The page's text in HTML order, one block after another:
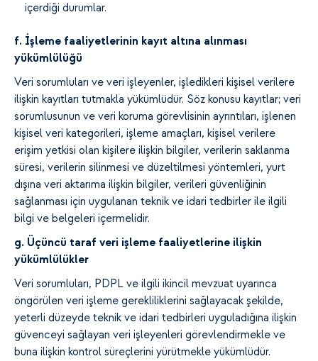
içerdiği durumlar.
f. İşleme faaliyetlerinin kayıt altına alınması
yükümlülüğü
Veri sorumluları ve veri işleyenler, işledikleri kişisel verilere
ilişkin kayıtları tutmakla yükümlüdür. Söz konusu kayıtlar; veri
sorumlusunun ve veri koruma görevlisinin ayrıntıları, işlenen
kişisel veri kategorileri, işleme amaçları, kişisel verilere
erişim yetkisi olan kişilere ilişkin bilgiler, verilerin saklanma
süresi, verilerin silinmesi ve düzeltilmesi yöntemleri, yurt
dışına veri aktarıma ilişkin bilgiler, verileri güvenliğinin
sağlanması için uygulanan teknik ve idari tedbirler ile ilgili
bilgi ve belgeleri içermelidir.
g. Üçüncü taraf veri işleme faaliyetlerine ilişkin
yükümlülükler
Veri sorumluları, PDPL ve ilgili ikincil mevzuat uyarınca
öngörülen veri işleme gerekliliklerini sağlayacak şekilde,
yeterli düzeyde teknik ve idari tedbirleri uyguladığına ilişkin
güvenceyi sağlayan veri işleyenleri görevlendirmekle ve
buna ilişkin kontrol süreçlerini yürütmekle yükümlüdür.